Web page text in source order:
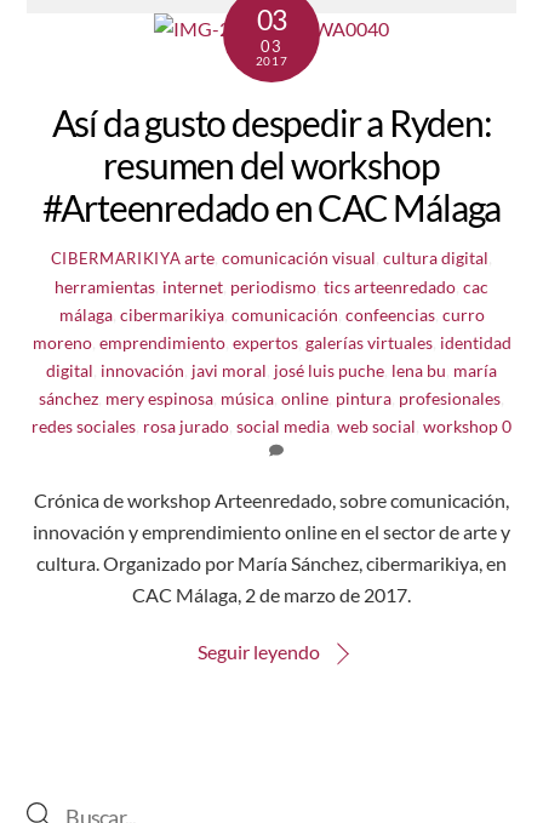
03
03
2017
Así da gusto despedir a Ryden:
resumen del workshop
#Arteenredado en CAC Málaga
CIBERMARIKIYA arte ,comunicación visual ,cultura digital
herramientas internet periodismo ticsarteenredado cac
málaga, cibermarikiya, comunicación confeencias, curro
moreno, emprendimiento, expertos, galerías virtuales, identidad
digital innovación javi moral josé luis puche lena bu maría
sánchez mery espinosa música online pintura profesionales
redes sociales rosa jurado social media web social workshop0
Crónica de workshop Arteenredado, sobre comunicación,
innovación y emprendimiento online en el sector de arte y
cultura. Organizado por María Sánchez, cibermarikiya, en
CAC Málaga, 2 de marzo de 2017.
Seguir leyendo